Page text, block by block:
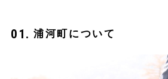
浦河町について